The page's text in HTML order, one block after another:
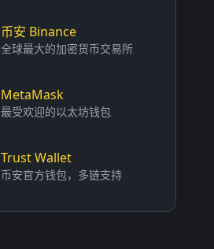
币安 Binance
全球最大的加密货币交易所
MetaMask
最受欢迎的以太坊钱包
Trust Wallet
币安官方钱包，多链支持